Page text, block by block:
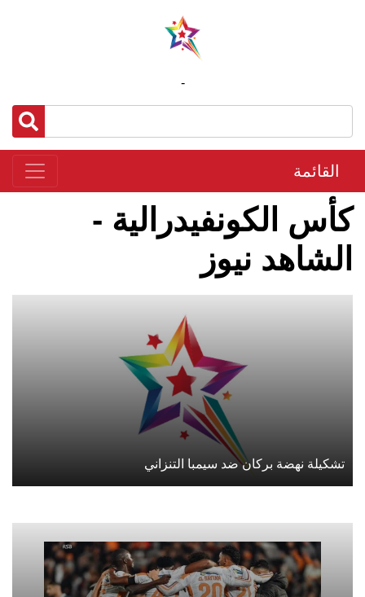
-
القائمة
كأس الكونفيدرالية -
الشاهد نيوز
تشكيلة نهضة بركان ضد سيمبا التنزاني